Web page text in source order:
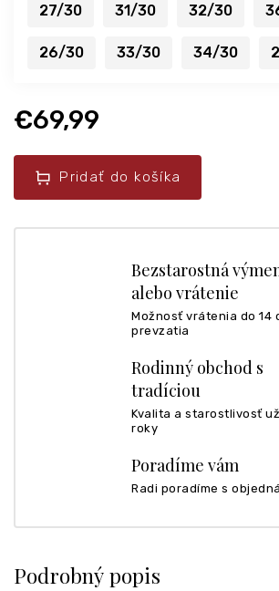
€69,99
Pridať do košíka
27/30 31/30 32/30
26/30 33/30 34/30
Bezstarostná
alebo vrátenie
Možnosť vrátenia do 14
prevzatia
Rodinný obchod s
tradíciou
Kvalita a starostlivosť
roky
Poradíme vám
Radi poradíme s
Podrobný popis